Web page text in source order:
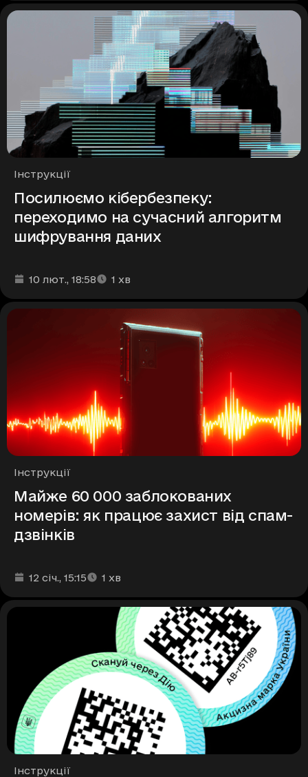
Рубрики
Інструкції
Посилюємо кібербезпеку:
переходимо на сучасний алгоритм
шифрування даних
Дата та час публікації
10 лют., 18:58
Час читання: 1 хв
Рубрики
Інструкції
Майже 60 000 заблокованих
номерів: як працює захист від спам-
дзвінків
Дата та час публікації
12 січ., 15:15
Час читання: 1 хв
Рубрики
Інструкції